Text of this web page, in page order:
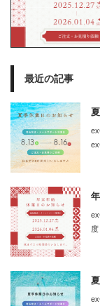
最近の記事